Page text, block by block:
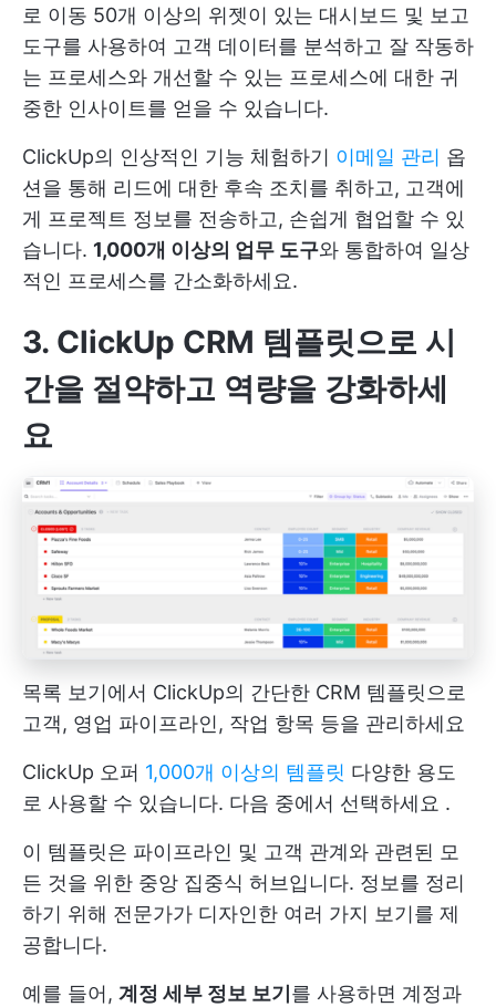
로 이동 50개 이상의 위젯이 있는 대시보드 및 보고
도구를 사용하여 고객 데이터를 분석하고 잘 작동하
는 프로세스와 개선할 수 있는 프로세스에 대한 귀
중한 인사이트를 얻을 수 있습니다.
ClickUp의 인상적인 기능 체험하기 이메일 관리 옵
션을 통해 리드에 대한 후속 조치를 취하고, 고객에
게 프로젝트 정보를 전송하고, 손쉽게 협업할 수 있
습니다. 1,000개 이상의 업무 도구와 통합하여 일상
적인 프로세스를 간소화하세요.
3. ClickUp CRM 템플릿으로 시
간을 절약하고 역량을 강화하세
요
목록 보기에서 ClickUp의 간단한 CRM 템플릿으로
고객, 영업 파이프라인, 작업 항목 등을 관리하세요
ClickUp 오퍼 1,000개 이상의 템플릿 다양한 용도
로 사용할 수 있습니다. 다음 중에서 선택하세요 .
이 템플릿은 파이프라인 및 고객 관계와 관련된 모
든 것을 위한 중앙 집중식 허브입니다. 정보를 정리
하기 위해 전문가가 디자인한 여러 가지 보기를 제
공합니다.
예를 들어, 계정 세부 정보 보기 를 사용하면 계정과